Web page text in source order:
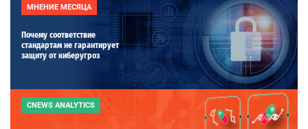
МНЕНИЕ МЕСЯЦА
Почему соответствие
стандартам не гарантирует
защиту от киберугроз
CNEWS ANALYTICS